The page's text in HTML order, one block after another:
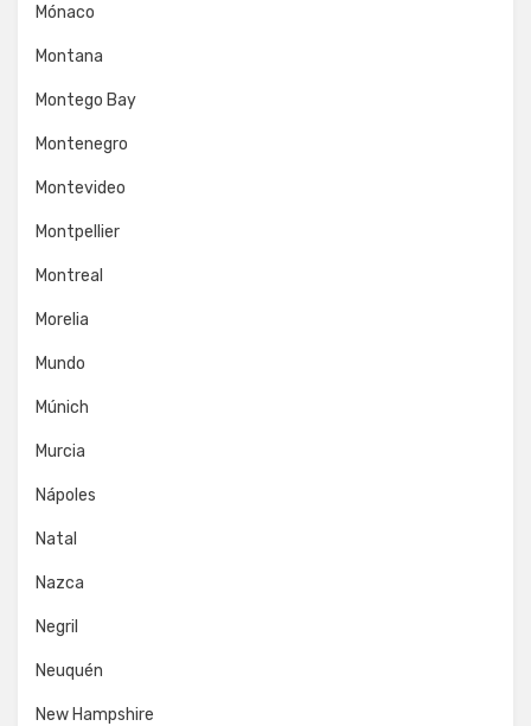
Mónaco
Montana
Montego Bay
Montenegro
Montevideo
Montpellier
Montreal
Morelia
Mundo
Múnich
Murcia
Nápoles
Natal
Nazca
Negril
Neuquén
New Hampshire